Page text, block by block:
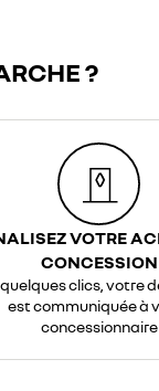
?
VOTRE
CONCESSION
clics, votre
est communiquée à
concessionnaire